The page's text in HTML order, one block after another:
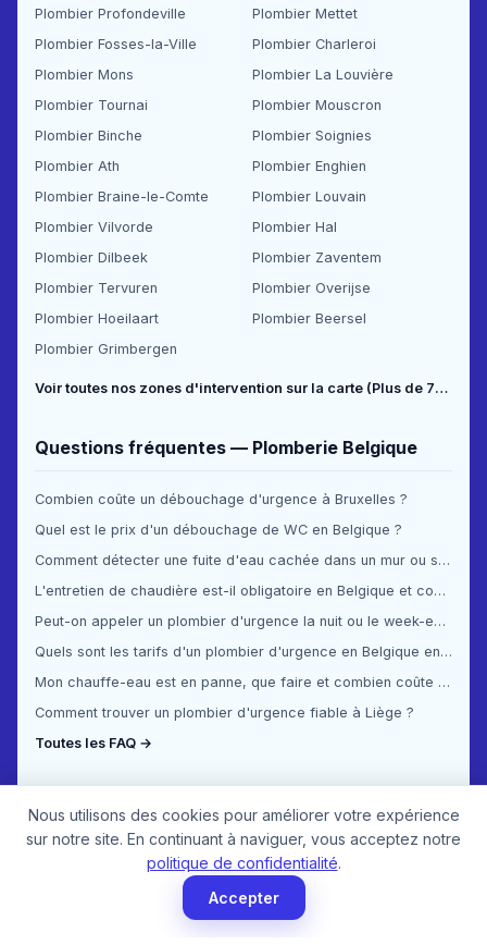
Plombier Profondeville
Plombier Mettet
Plombier Fosses-la-Ville
Plombier Charleroi
Plombier Mons
Plombier La Louvière
Plombier Tournai
Plombier Mouscron
Plombier Binche
Plombier Soignies
Plombier Ath
Plombier Enghien
Plombier Braine-le-Comte
Plombier Louvain
Plombier Vilvorde
Plombier Hal
Plombier Dilbeek
Plombier Zaventem
Plombier Tervuren
Plombier Overijse
Plombier Hoeilaart
Plombier Beersel
Plombier Grimbergen
Voir toutes nos zones d'intervention sur la carte (Plus de 70 communes couvertes) →
Questions fréquentes — Plomberie Belgique
Combien coûte un débouchage d'urgence à Bruxelles ?
Quel est le prix d'un débouchage de WC en Belgique ?
Comment détecter une fuite d'eau cachée dans un mur ou sous le sol ?
L'entretien de chaudière est-il obligatoire en Belgique et combien ça coûte ?
Peut-on appeler un plombier d'urgence la nuit ou le week-end en Belgique ?
Quels sont les tarifs d'un plombier d'urgence en Belgique en 2025 ?
Mon chauffe-eau est en panne, que faire et combien coûte la réparation ?
Comment trouver un plombier d'urgence fiable à Liège ?
Toutes les FAQ →
Nous utilisons des cookies pour améliorer votre expérience
sur notre site. En continuant à naviguer, vous acceptez notre
politique de confidentialité.
Accepter